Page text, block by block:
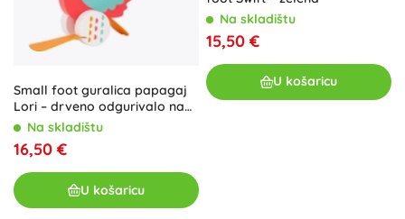
Small foot guralica papagaj
Lori – drveno odgurivalo na
guranje za prve korake
Na skladištu
16,50 €
U košaricu
Na skladištu
15,50 €
U košaricu